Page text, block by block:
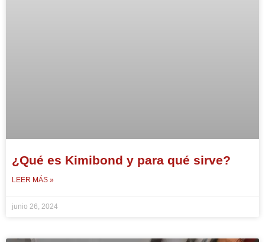
¿Qué es Kimibond y para qué sirve?
LEER MÁS »
junio 26, 2024